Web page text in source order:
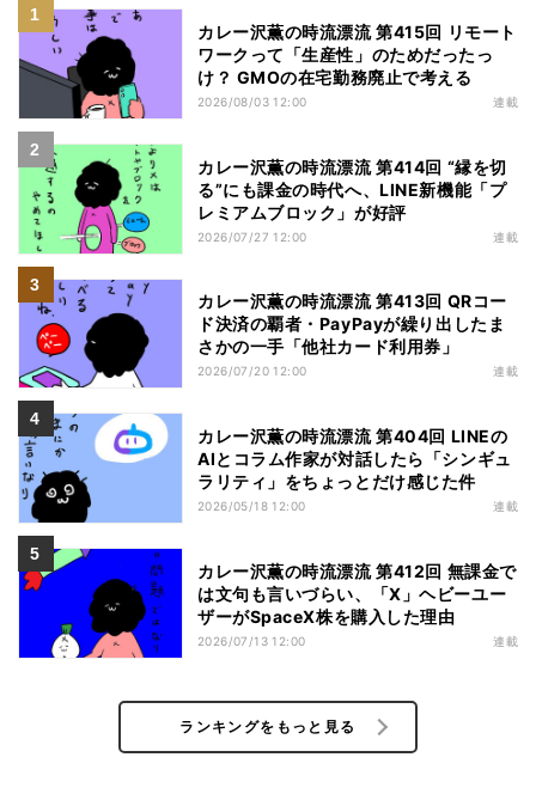
カレー沢薫の時流漂流 第415回 リモート
ワークって「生産性」のためだったっ
け？ GMOの在宅勤務廃止で考える
2026/08/03 12:00 連載
カレー沢薫の時流漂流 第414回 “縁を切
る”にも課金の時代へ、LINE新機能「プ
レミアムブロック」が好評
2026/07/27 12:00 連載
カレー沢薫の時流漂流 第413回 QRコー
ド決済の覇者・PayPayが繰り出したま
さかの一手「他社カード利用券」
2026/07/20 12:00 連載
カレー沢薫の時流漂流 第404回 LINEの
AIとコラム作家が対話したら「シンギュ
ラリティ」をちょっとだけ感じた件
2026/05/18 12:00 連載
カレー沢薫の時流漂流 第412回 無課金で
は文句も言いづらい、「X」ヘビーユー
ザーがSpaceX株を購入した理由
2026/07/13 12:00 連載
ランキングをもっと見る